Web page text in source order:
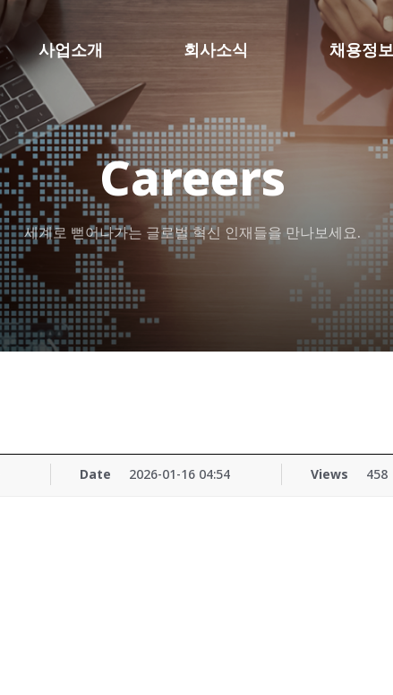
사업소개 회사소식 채용정보
Careers
세계로 뻗어나가는 글로벌 혁신 인재들을 만나보세요.
Date 2026-01-16 04:54 Views 458